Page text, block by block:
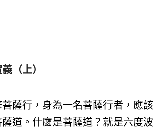
（上）
薩行，身為一名菩薩行者，應該
道。什麼是菩薩道？就是六度波